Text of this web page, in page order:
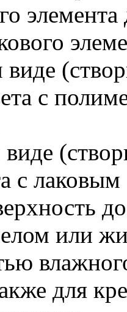
с
с
или
для